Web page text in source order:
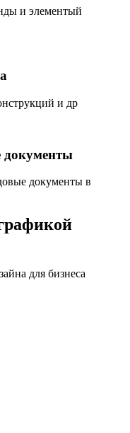
и элементый
и др
документы
документы в
для бизнеса